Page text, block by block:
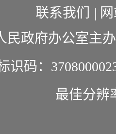
联系我们 |
民政府办公室主
识码：
最佳分辨